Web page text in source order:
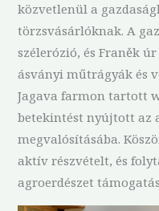
közvetlenül a
törzsvásárlóknak. A
szélerózió, és Franěk
ásványi műtrágyák és
Jagava farmon tartott
betekintést nyújtott az
megvalósításába.
aktív részvételt, és
agroerdészet